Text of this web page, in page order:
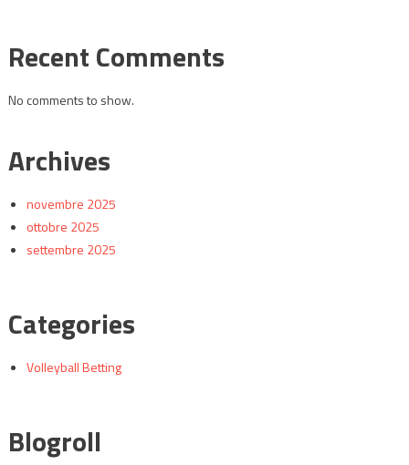
Recent Comments
No comments to show.
Archives
novembre 2025
ottobre 2025
settembre 2025
Categories
Volleyball Betting
Blogroll